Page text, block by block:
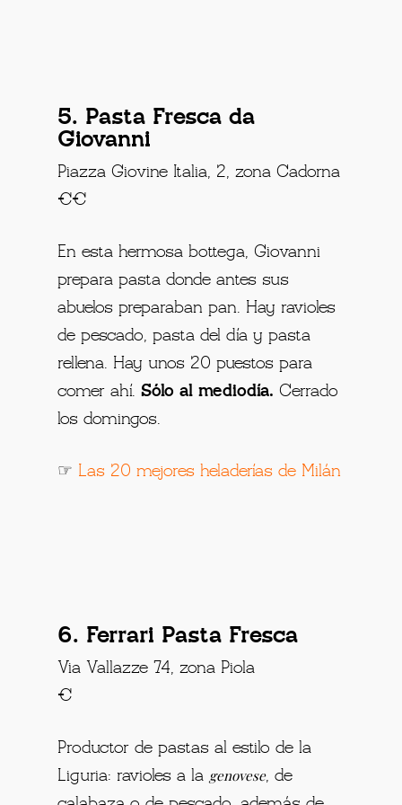
5. Pasta Fresca da
Giovanni
Piazza Giovine Italia, 2, zona Cadorna
€€
En esta hermosa bottega, Giovanni
prepara pasta donde antes sus
abuelos preparaban pan. Hay ravioles
de pescado, pasta del día y pasta
rellena. Hay unos 20 puestos para
comer ahí.Sólo al mediodía. Cerrado
los domingos.
☞ Las 20 mejores heladerías de Milán
6. Ferrari Pasta Fresca
Via Vallazze 74, zona Piola
€
Productor de pastas al estilo de la
Liguria: ravioles a la genovese, de